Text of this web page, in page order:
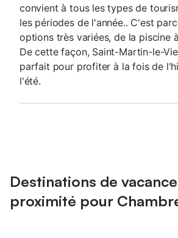
convient à tous les types de
les périodes de l'année.. C'est
options très variées, de la piscine
De cette façon, Saint-Martin-le-
parfait pour profiter à la fois de
l'été.
Destinations de
proximité pour